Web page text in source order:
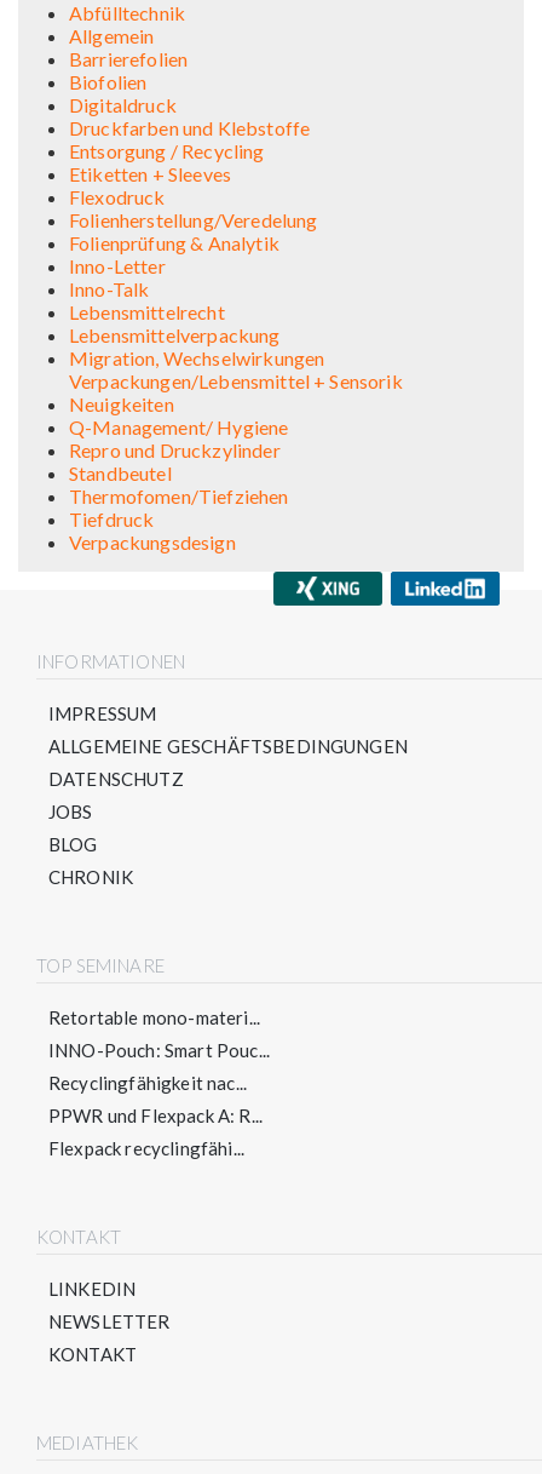
Abfülltechnik
Allgemein
Barrierefolien
Biofolien
Digitaldruck
Druckfarben und Klebstoffe
Entsorgung / Recycling
Etiketten + Sleeves
Flexodruck
Folienherstellung/Veredelung
Folienprüfung & Analytik
Inno-Letter
Inno-Talk
Lebensmittelrecht
Lebensmittelverpackung
Migration, Wechselwirkungen
Verpackungen/Lebensmittel + Sensorik
Neuigkeiten
Q-Management/ Hygiene
Repro und Druckzylinder
Standbeutel
Thermofomen/Tiefziehen
Tiefdruck
Verpackungsdesign
INFORMATIONEN
IMPRESSUM
ALLGEMEINE GESCHÄFTSBEDINGUNGEN
DATENSCHUTZ
JOBS
BLOG
CHRONIK
TOP SEMINARE
Retortable mono-materi...
INNO-Pouch: Smart Pouc...
Recyclingfähigkeit nac...
PPWR und Flexpack A: R...
Flexpack recyclingfähi...
KONTAKT
LINKEDIN
NEWSLETTER
KONTAKT
MEDIATHEK